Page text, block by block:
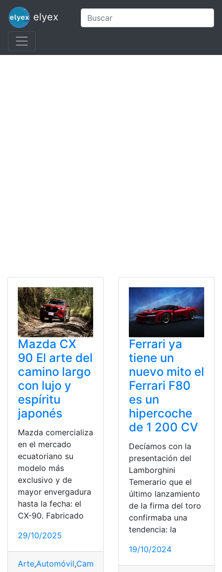
elyex
Mazda CX
90 El arte del
camino largo
con lujo y
espíritu
japonés
Mazda comercializa
en el mercado
ecuatoriano su
modelo más
exclusivo y de
mayor envergadura
hasta la fecha: el
CX-90. Fabricado
29/10/2025
Arte,Automóvil,Camino ,Espíritu,Japonés,Lujo,
Ferrari ya
tiene un
nuevo mito el
Ferrari F80
es un
hipercoche
de 1 200 CV
Decíamos con la
presentación del
Lamborghini
Temerario que el
último lanzamiento
de la firma del toro
confirmaba una
tendencia: la
19/10/2024